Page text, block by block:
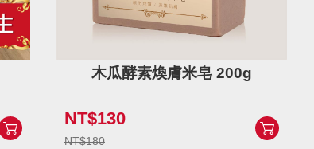
木瓜酵素煥膚米皂 200g
NT$130
NT$180